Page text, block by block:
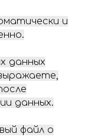
и
данных
данных.
файл о